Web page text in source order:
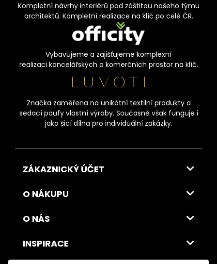
Kompletní návrhy interiérů pod záštitou našeho týmu
architektů. Kompletní realizace na klíč po celé ČR.
Vybavujeme a zajišťujeme komplexní
realizaci kancelářských a komerčních prostor na klíč.
Značka zaměřena na unikátní textilní produkty a
sedací poufy vlastní výroby. Současně však funguje i
jako šicí dílna pro individuální zakázky.
ZÁKAZNICKÝ ÚČET
O NÁKUPU
O NÁS
INSPIRACE